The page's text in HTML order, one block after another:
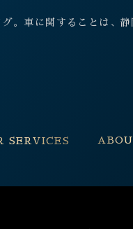
車に関することは、
SERVICES